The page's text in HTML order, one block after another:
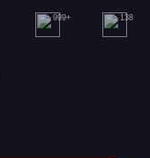
999+ 138